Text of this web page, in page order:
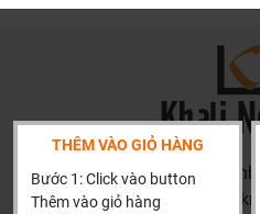
THÊM VÀO GIỎ HÀNG
Bước 1: Click vào button
Thêm vào giỏ hàng
HN: số 160 đường Văn
(Cách đại học công nghiệp 1